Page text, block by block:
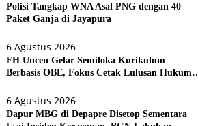
Polisi Tangkap WNA Asal PNG dengan 40
Paket Ganja di Jayapura
6 Agustus 2026
FH Uncen Gelar Semiloka Kurikulum
Berbasis OBE, Fokus Cetak Lulusan Hukum
6 Agustus 2026
Dapur MBG di Depapre Disetop Sementara